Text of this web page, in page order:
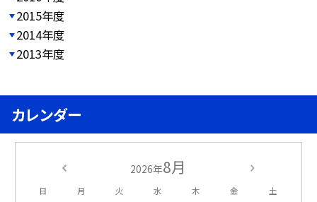
2015年度
2014年度
2013年度
カレンダー
2026年8月
日 月 火 水 木 金 土